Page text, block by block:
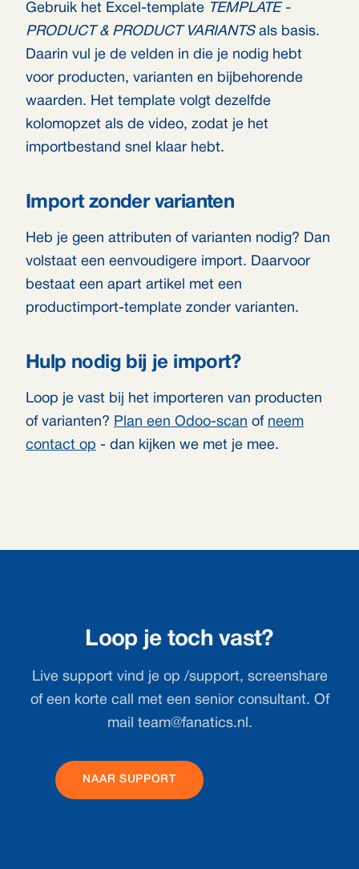
Gebruik het Excel-template TEMPLATE -
PRODUCT & PRODUCT VARIANTSals basis.
Daarin vul je de velden in die je nodig hebt
voor producten, varianten en bijbehorende
waarden. Het template volgt dezelfde
kolomopzet als de video, zodat je het
importbestand snel klaar hebt.
Import zonder varianten
Heb je geen attributen of varianten nodig? Dan
volstaat een eenvoudigere import. Daarvoor
bestaat een apart artikel met een
productimport-template zonder varianten.
Hulp nodig bij je import?
Loop je vast bij het importeren van producten
of varianten? Plan een Odoo-scan of neem
contact op - dan kijken we met je mee.
Loop je toch vast?
Live support vind je op /support, screenshare
of een korte call met een senior consultant. Of
mail team@fanatics.nl .
NAAR SUPPORT